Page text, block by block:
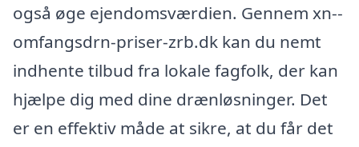
også øge ejendomsværdien. Gennem xn--
omfangsdrn-priser-zrb.dk kan du nemt
indhente tilbud fra lokale fagfolk, der kan
hjælpe dig med dine drænløsninger. Det
er en effektiv måde at sikre, at du får det